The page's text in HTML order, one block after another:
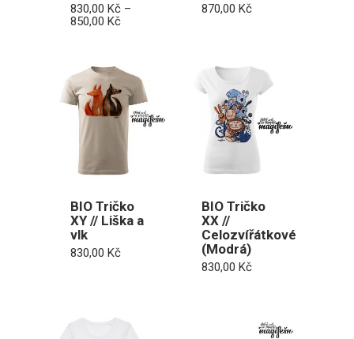
830,00 Kč –
850,00 KčRozpětí
850,00 Kč
870,00 Kč
BIO Tričko
XY // Liška a
vlk
830,00 Kč
BIO Tričko
XX //
Celozvířátkové
(Modrá)
830,00Kč